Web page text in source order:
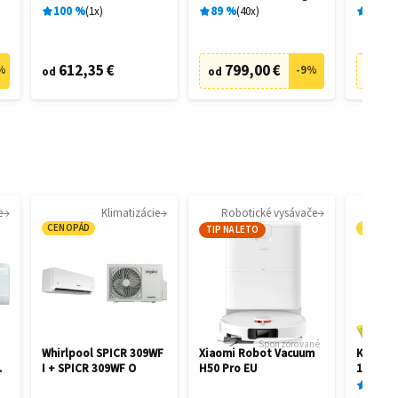
100 % 1x
od 612,35 €
28462
89 % 40x
od 799,00 € -9%
28458
Klimatizácie
CENOPÁD
Whirlpool SPICR 309WF
I + SPICR 309WF O
Robotické vysávače
TIP NA LETO
Sponzorované
Xiaomi Robot Vacuum
H50 Pro EU
1.081-